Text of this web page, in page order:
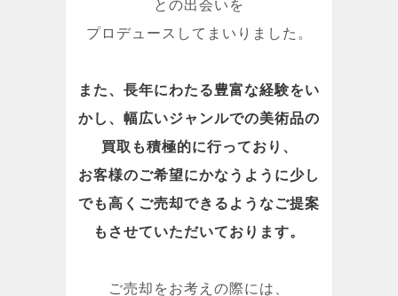
との出会いを
プロデュースしてまいりました。
また、長年にわたる豊富な経験をい
かし、幅広いジャンルでの美術品の
買取も積極的に行っており、
お客様のご希望にかなうように少し
でも高くご売却できるようなご提案
もさせていただいております。
ご売却をお考えの際には、